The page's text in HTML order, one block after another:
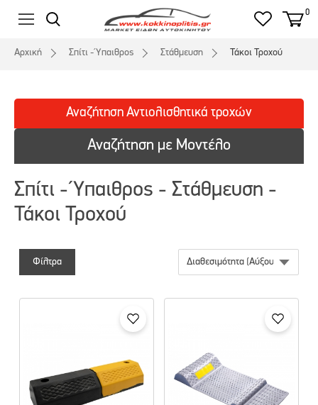
0
Αρχική Σπίτι - Ύπαιθρος Στάθμευση Τάκοι Τροχού
Αναζήτηση με Μοντέλο
Αναζήτηση Αντιολισθητικά τροχών
Σπίτι - Ύπαιθρος - Στάθμευση -
Τάκοι Τροχού
Φίλτρα